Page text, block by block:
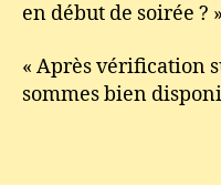
en début de soirée ? »
« Après vérification
sommes bien